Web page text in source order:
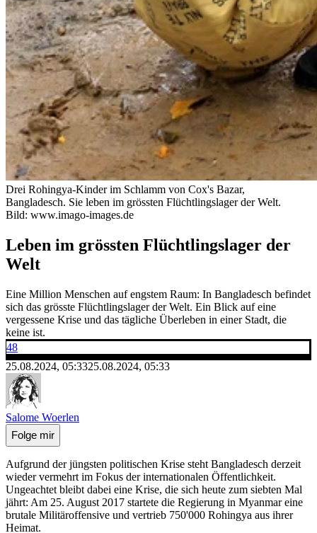
Drei Rohingya-Kinder im Schlamm von Cox's Bazar,
Bangladesch. Sie leben im grössten Flüchtlingslager der Welt.
Bild: www.imago-images.de
Leben im grössten Flüchtlingslager der
Welt
Eine Million Menschen auf engstem Raum: In Bangladesch befindet
sich das grösste Flüchtlingslager der Welt. Ein Blick auf eine
vergessene Krise und das tägliche Überleben in einer Stadt, die
keine ist.
48
25.08.2024, 05:3325.08.2024, 05:33
Salome Woerlen
Folge mir
Aufgrund der jüngsten politischen Krise steht Bangladesch derzeit
wieder vermehrt im Fokus der internationalen Öffentlichkeit.
Ungeachtet bleibt dabei eine Krise, die sich heute zum siebten Mal
jährt: Am 25. August 2017 startete die Regierung in Myanmar eine
brutale Militäroffensive und vertrieb 750'000 Rohingya aus ihrer
Heimat.